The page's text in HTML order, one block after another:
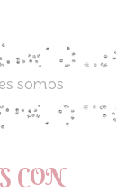
somos
CON